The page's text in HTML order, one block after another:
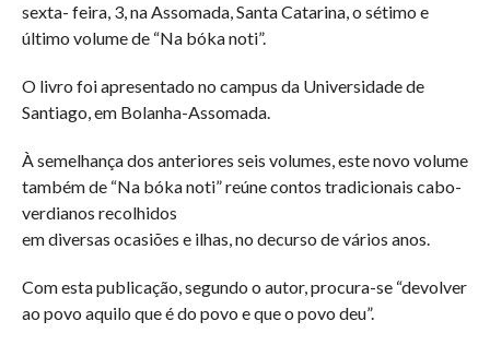
sexta- feira, 3, na Assomada, Santa Catarina, o sétimo e
último volume de “Na bóka noti”.
O livro foi apresentado no campus da Universidade de
Santiago, em Bolanha-Assomada.
À semelhança dos anteriores seis volumes, este novo volume
também de “Na bóka noti” reúne contos tradicionais cabo-
verdianos recolhidos
em diversas ocasiões e ilhas, no decurso de vários anos.
Com esta publicação, segundo o autor, procura-se “devolver
ao povo aquilo que é do povo e que o povo deu”.